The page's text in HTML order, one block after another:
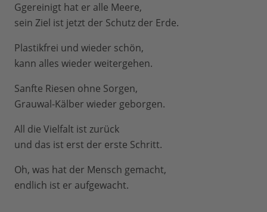
Ggereinigt hat er alle Meere,
sein Ziel ist jetzt der Schutz der Erde.
Plastikfrei und wieder schön,
kann alles wieder weitergehen.
Sanfte Riesen ohne Sorgen,
Grauwal-Kälber wieder geborgen.
All die Vielfalt ist zurück
und das ist erst der erste Schritt.
Oh, was hat der Mensch gemacht,
endlich ist er aufgewacht.